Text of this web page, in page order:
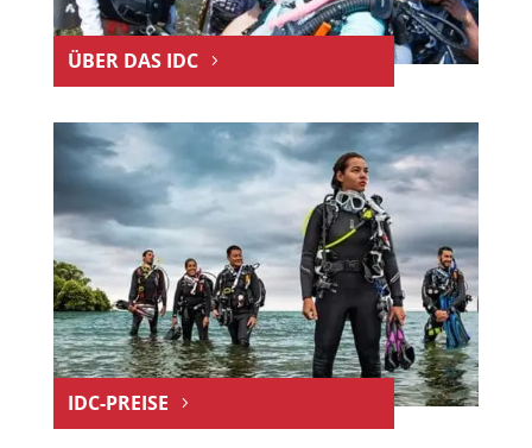
ÜBER DAS IDC
IDC-PREISE